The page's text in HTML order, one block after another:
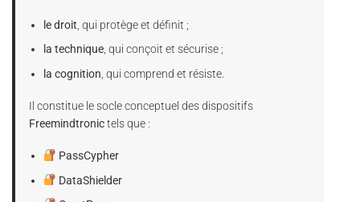
le droit , qui protège et définit ;
la technique , qui conçoit et sécurise ;
la cognition , qui comprend et résiste.
Il constitue le socle conceptuel des dispositifs
Freemindtronictels que :
PassCypher
DataShielder